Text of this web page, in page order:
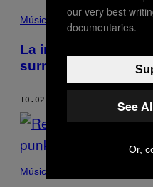
Música
La insurrección en
surrealistas de
10.02.18
Música
our very best
documentaries.
See
Or,